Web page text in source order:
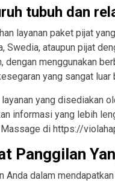
tubuh dan
layanan paket pijat
Swedia, ataupun pijat
dengan menggunakan
yang sangat luar
yang disediakan
informasi yang lebih
di https://
Panggilan
Anda dalam